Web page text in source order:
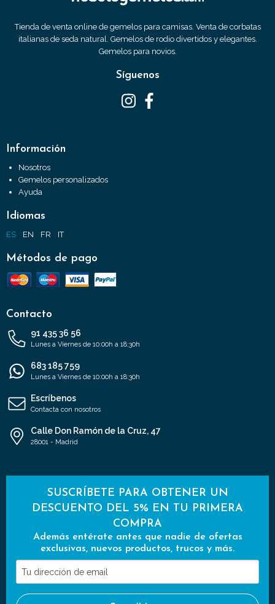
Tienda de venta online de gemelos para camisas. Venta de corbatas
italianas de seda natural. Gemelos de rodio divertidos y elegantes.
Gemelos para novios.
Síguenos
Información
Nosotros
Gemelos personalizados
Ayuda
Idiomas
ES EN FR IT
Métodos de pago
Contacto
91 435 36 56
Lunes a Viernes de 10:00h a 18:30h
683 185 759
Lunes a Viernes de 10:00h a 18:30h
Escríbenos
Contacta con nosotros
Calle Don Ramón de la Cruz, 47
28001 - Madrid
SUSCRÍBETE PARA OBTENER UN
DESCUENTO DEL 5% EN TU PRIMERA
COMPRA
Además entérate antes que nadie de ofertas
exclusivas, nuevos productos, trucos y más.
Tu
dirección
de